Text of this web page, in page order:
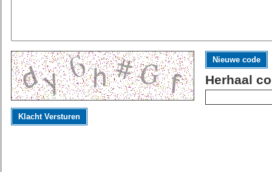
Nieuwe code
Herhaal
Klacht Versturen